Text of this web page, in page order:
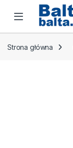
Skip to navigation
Skip to content
Open
Strona główna